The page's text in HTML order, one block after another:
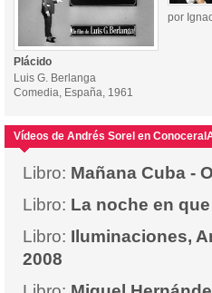
por
Plácido
Luis G. Berlanga
Comedia, España, 1961
Vídeos de Andrés Sorel en
Libro: Mañana Cuba -
Libro: La noche en
Libro: Iluminaciones,
2008